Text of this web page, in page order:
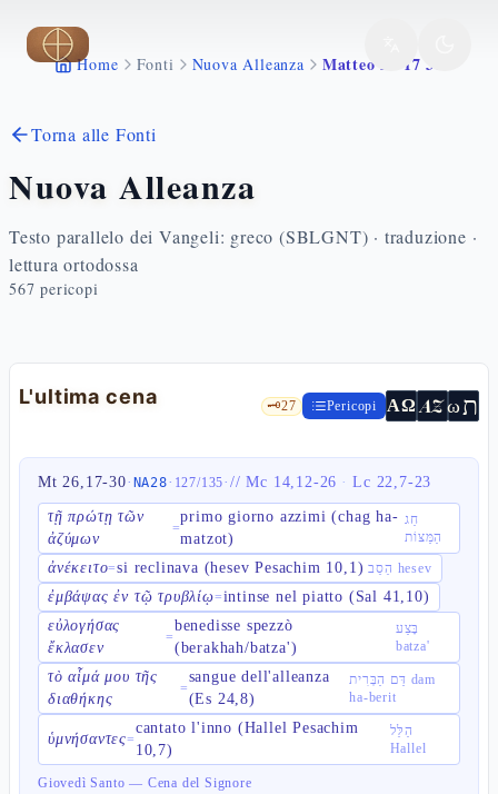
Vai al contenuto principale
Home Fonti Nuova Alleanza Matteo 26 17 30
Torna alle Fonti
Nuova Alleanza
Testo parallelo dei Vangeli: greco (SBLGNT) · traduzione ·
lettura ortodossa
567 pericopi
L'ultima cena 🗝️27 Pericopi ΑΩ AZωת
Mt 26,17-30· NA28· 127/135·//Mc 14,12-26 · Lc 22,7-23
τῇ πρώτῃ τῶν
ἀζύμων
=
primo giorno azzimi (chag ha-
matzot)
חַג
הַמַּצּוֹת
ἀνέκειτο=si reclinava (hesev Pesachim 10,1) הֵסֵב hesev
ἐμβάψας ἐν τῷ τρυβλίῳ=intinse nel piatto (Sal 41,10)
εὐλογήσας
ἔκλασεν
=
benedisse spezzò
(berakhah/batza')
בָּצַע
batza'
τὸ αἷμά μου τῆς
διαθήκης
=
sangue dell'alleanza
(Es 24,8)
דַּם הַבְּרִית dam
ha-berit
ὑμνήσαντες=
cantato l'inno (Hallel Pesachim
10,7)
הַלֵּל
Hallel
Giovedì Santo — Cena del Signore